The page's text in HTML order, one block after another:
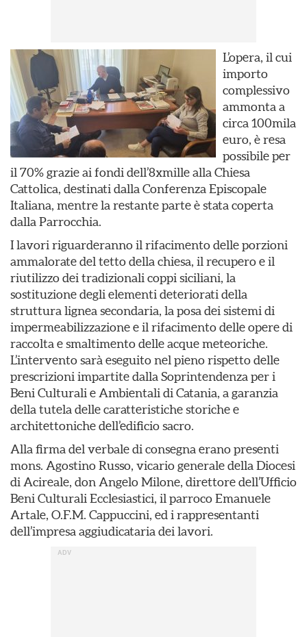
L’opera, il cui
importo
complessivo
ammonta a
circa 100mila
euro, è resa
possibile per
il 70% grazie ai fondi dell’8xmille alla Chiesa
Cattolica, destinati dalla Conferenza Episcopale
Italiana, mentre la restante parte è stata coperta
dalla Parrocchia.
I lavori riguarderanno il rifacimento delle porzioni
ammalorate del tetto della chiesa, il recupero e il
riutilizzo dei tradizionali coppi siciliani, la
sostituzione degli elementi deteriorati della
struttura lignea secondaria, la posa dei sistemi di
impermeabilizzazione e il rifacimento delle opere di
raccolta e smaltimento delle acque meteoriche.
L’intervento sarà eseguito nel pieno rispetto delle
prescrizioni impartite dalla Soprintendenza per i
Beni Culturali e Ambientali di Catania, a garanzia
della tutela delle caratteristiche storiche e
architettoniche dell’edificio sacro.
Alla firma del verbale di consegna erano presenti
mons. Agostino Russo, vicario generale della Diocesi
di Acireale, don Angelo Milone, direttore dell’Ufficio
Beni Culturali Ecclesiastici, il parroco Emanuele
Artale, O.F.M. Cappuccini, ed i rappresentanti
dell’impresa aggiudicataria dei lavori.